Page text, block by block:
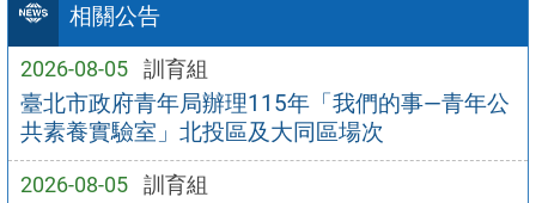
相關公告
2026-08-05 訓育組
臺北市政府青年局辦理115年「我們的事—青年公
共素養實驗室」北投區及大同區場次
2026-08-05 訓育組